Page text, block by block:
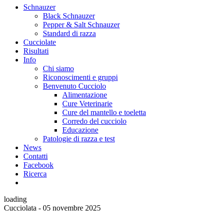
Schnauzer
Black Schnauzer
Pepper & Salt Schnauzer
Standard di razza
Cucciolate
Risultati
Info
Chi siamo
Riconoscimenti e gruppi
Benvenuto Cucciolo
Alimentazione
Cure Veterinarie
Cure del mantello e toeletta
Corredo del cucciolo
Educazione
Patologie di razza e test
News
Contatti
Facebook
Ricerca
loading
Cucciolata - 05 novembre 2025